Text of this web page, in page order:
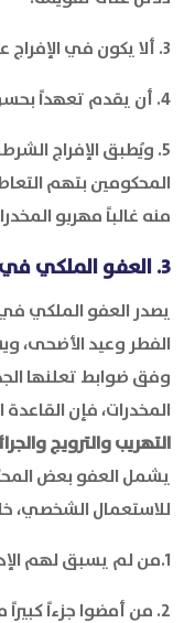
3. ألا يكون في الإفراج عنه خطر على الأمن العام.
4. أن يقدم تعهداً بحسن السير بعد الإفراج.
5. ويُطبق الإفراج
المحكومين بتهم
منه غالباً مهربو
3. العفو الملكي في قضايا المخدرات
يصدر العفو الملكي
الفطر وعيد الأضحى،
وفق ضوابط تعلنها
المخدرات، فإن
التهريب والترويج
يشمل العفو بعض
للاستعمال الشخصي،
1.من لم يسبق لهم الإدانة في قضايا مخدرات.
2. من أمضوا جزءاً كبيراً من محكوميتهم.